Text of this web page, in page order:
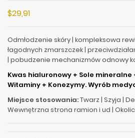
$29,91
Odmłodzenie skóry | kompleksowa
łagodnych zmarszczek |
| pobudzenie mechanizmów odnowy
Kwas hialuronowy + Sole mineralne
Witaminy + Konezymy. Wyrób
Miejsce stosowania:Twarz | Szyja |
Wewnętrzna strona ramion i ud |